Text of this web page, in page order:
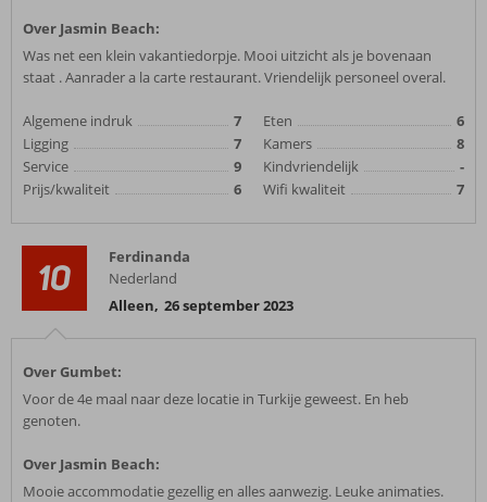
Over Jasmin Beach:
Was net een klein vakantiedorpje. Mooi uitzicht als je bovenaan
staat . Aanrader a la carte restaurant. Vriendelijk personeel overal.
Algemene indruk
7
Ligging
7
Service
9
Prijs/kwaliteit
6
Eten
6
Kamers
8
Kindvriendelijk
-
Wifi kwaliteit
7
10
Ferdinanda
Nederland
Alleen, 26 september 2023
Over Gumbet:
Voor de 4e maal naar deze locatie in Turkije geweest. En heb
genoten.
Over Jasmin Beach:
Mooie accommodatie gezellig en alles aanwezig. Leuke animaties.